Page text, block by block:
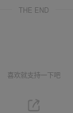
THE END
喜欢就支持一下吧